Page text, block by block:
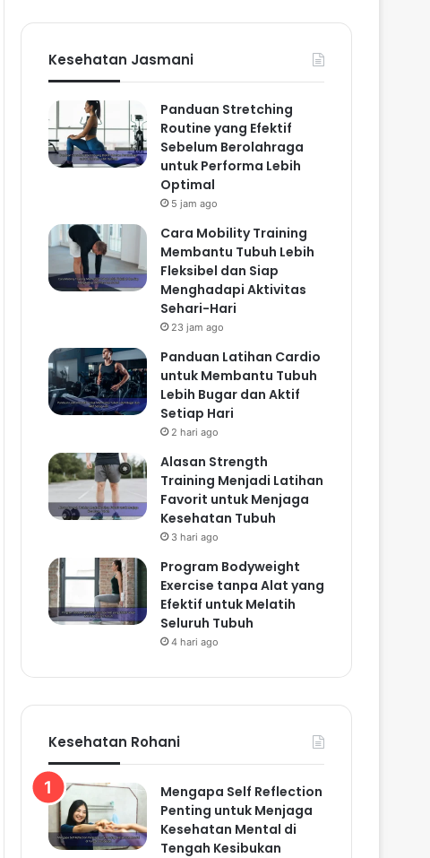
Kesehatan Jasmani
Panduan Stretching
Routine yang Efektif
Sebelum Berolahraga
untuk Performa Lebih
Optimal
5 jam ago
Cara Mobility Training
Membantu Tubuh Lebih
Fleksibel dan Siap
Menghadapi Aktivitas
Sehari-Hari
23 jam ago
Panduan Latihan Cardio
untuk Membantu Tubuh
Lebih Bugar dan Aktif
Setiap Hari
2 hari ago
Alasan Strength
Training Menjadi Latihan
Favorit untuk Menjaga
Kesehatan Tubuh
3 hari ago
Program Bodyweight
Exercise tanpa Alat yang
Efektif untuk Melatih
Seluruh Tubuh
4 hari ago
Kesehatan Rohani
Mengapa Self Reflection
Penting untuk Menjaga
Kesehatan Mental di
Tengah Kesibukan